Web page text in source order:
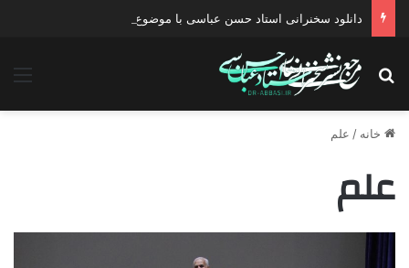
دانلود سخنرانی استاد حسن عباسی با موضوع چهار انتخاب ۱۴۰۰
جستجو برای
خانه / علم
علم